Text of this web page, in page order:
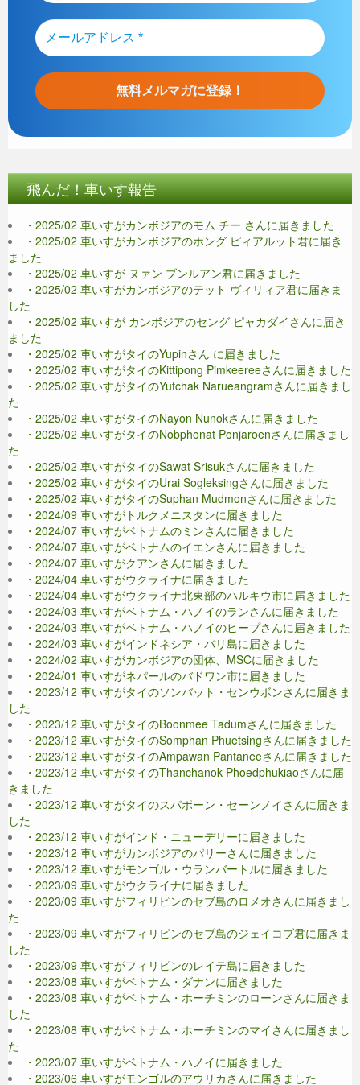
飛んだ！車いす報告
・2025/02 車いすがカンボジアのモム チー さんに届きました
・2025/02 車いすがカンボジアのホング ピィアルット君に届き
ました
・2025/02 車いすが ヌァン ブンルアン君に届きました
・2025/02 車いすがカンボジアのテット ヴィリィア君に届きま
した
・2025/02 車いすが カンボジアのセング ピャカダイさんに届き
ました
・2025/02 車いすがタイのYupinさん に届きました
・2025/02 車いすがタイのKittipong Pimkeereeさんに届きました
・2025/02 車いすがタイのYutchak Narueangramさんに届きまし
た
・2025/02 車いすがタイのNayon Nunokさんに届きました
・2025/02 車いすがタイのNobphonat Ponjaroenさんに届きまし
た
・2025/02 車いすがタイのSawat Srisukさんに届きました
・2025/02 車いすがタイのUrai Sogleksingさんに届きました
・2025/02 車いすがタイのSuphan Mudmonさんに届きました
・2024/09 車いすがトルクメニスタンに届きました
・2024/07 車いすがベトナムのミンさんに届きました
・2024/07 車いすがベトナムのイエンさんに届きました
・2024/07 車いすがクアンさんに届きました
・2024/04 車いすがウクライナに届きました
・2024/04 車いすがウクライナ北東部のハルキウ市に届きました
・2024/03 車いすがベトナム・ハノイのランさんに届きました
・2024/03 車いすがベトナム・ハノイのヒープさんに届きました
・2024/03 車いすがインドネシア・バリ島に届きました
・2024/02 車いすがカンボジアの団体、MSCに届きました
・2024/01 車いすがネパールのバドワン市に届きました
・2023/12 車いすがタイのソンバット・センウボンさんに届きま
した
・2023/12 車いすがタイのBoonmee Tadumさんに届きました
・2023/12 車いすがタイのSomphan Phuetsingさんに届きました
・2023/12 車いすがタイのAmpawan Pantaneeさんに届きました
・2023/12 車いすがタイのThanchanok Phoedphukiaoさんに届
きました
・2023/12 車いすがタイのスパポーン・セーンノイさんに届きま
した
・2023/12 車いすがインド・ニューデリーに届きました
・2023/12 車いすがカンボジアのパリーさんに届きました
・2023/12 車いすがモンゴル・ウランバートルに届きました
・2023/09 車いすがウクライナに届きました
・2023/09 車いすがフィリピンのセブ島のロメオさんに届きまし
た
・2023/09 車いすがフィリピンのセブ島のジェイコブ君に届きま
した
・2023/09 車いすがフィリピンのレイテ島に届きました
・2023/08 車いすがベトナム・ダナンに届きました
・2023/08 車いすがベトナム・ホーチミンのローンさんに届きま
した
・2023/08 車いすがベトナム・ホーチミンのマイさんに届きまし
た
・2023/07 車いすがベトナム・ハノイに届きました
・2023/06 車いすがモンゴルのアウリカさんに届きました